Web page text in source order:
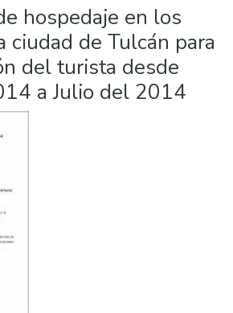
hospedaje en los
ciudad de Tulcán para
del turista desde
a Julio del 2014